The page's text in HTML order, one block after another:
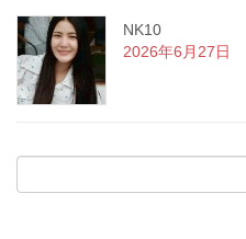
NK10
2026年6月27日